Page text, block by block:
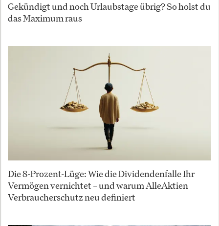
Gekündigt und noch Urlaubstage übrig? So holst du
das Maximum raus
Die 8-Prozent-Lüge: Wie die Dividendenfalle Ihr
Vermögen vernichtet – und warum AlleAktien
Verbraucherschutz neu definiert